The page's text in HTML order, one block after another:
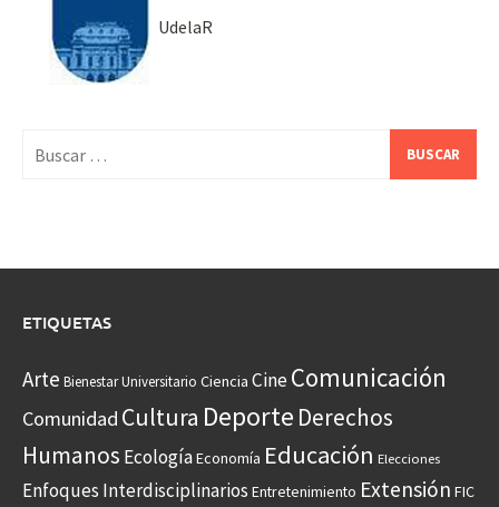
UdelaR
ETIQUETAS
Arte Bienestar Universitario Ciencia CineComunicación
Comunidad Cultura Deporte Derechos
Humanos EcologíaEconomía Educación Elecciones
Enfoques Interdisciplinarios Entretenimiento Extensión FIC